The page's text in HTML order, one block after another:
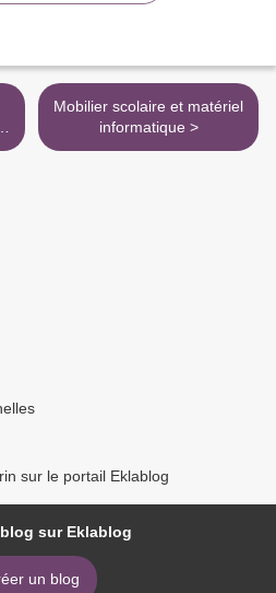
Mobilier scolaire et matériel
informatique >
sur le portail Eklablog
sur Eklablog
un blog